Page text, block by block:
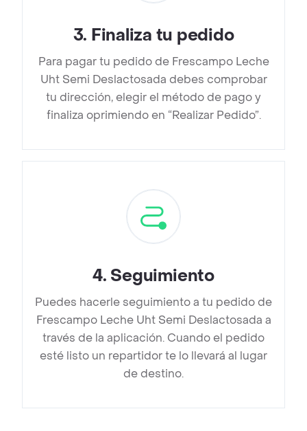
3. Finaliza tu pedido
Para pagar tu pedido de Frescampo Leche
Uht Semi Deslactosada debes comprobar
tu dirección, elegir el método de pago y
finaliza oprimiendo en “Realizar Pedido”.
4. Seguimiento
Puedes hacerle seguimiento a tu pedido de
Frescampo Leche Uht Semi Deslactosada a
través de la aplicación. Cuando el pedido
esté listo un repartidor te lo llevará al lugar
de destino.